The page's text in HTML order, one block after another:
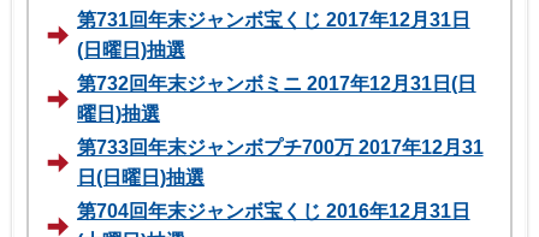
第731回年末ジャンボ宝くじ 2017年12月31日
(日曜日)抽選
第732回年末ジャンボミニ 2017年12月31日(日
曜日)抽選
第733回年末ジャンボプチ700万 2017年12月31
日(日曜日)抽選
第704回年末ジャンボ宝くじ 2016年12月31日